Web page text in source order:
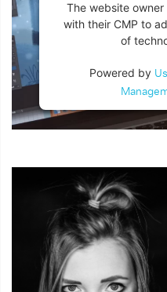
The website
with their CMP to
of
Powered by